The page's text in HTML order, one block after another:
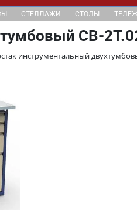
СТЕЛЛАЖИ СТОЛЫ
СВ-
инструментальный